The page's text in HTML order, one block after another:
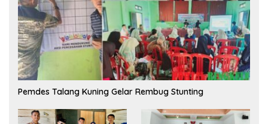
Pemdes Talang Kuning Gelar Rembug Stunting